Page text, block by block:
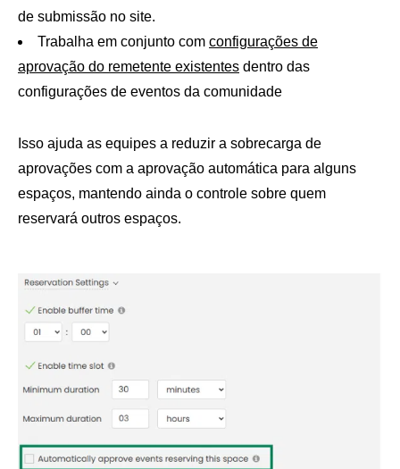
de submissão no site.
Trabalha em conjunto com configurações de
aprovação do remetente existentes dentro das
configurações de eventos da comunidade
Isso ajuda as equipes a reduzir a sobrecarga de
aprovações com a aprovação automática para alguns
espaços, mantendo ainda o controle sobre quem
reservará outros espaços.